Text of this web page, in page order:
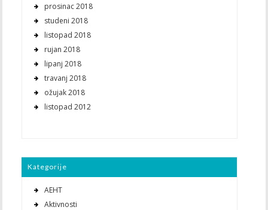
prosinac 2018
studeni 2018
listopad 2018
rujan 2018
lipanj 2018
travanj 2018
ožujak 2018
listopad 2012
Kategorije
AEHT
Aktivnosti